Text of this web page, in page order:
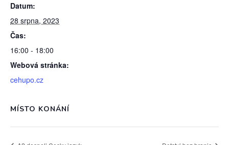
Datum:
28 srpna, 2023
Čas:
16:00 - 18:00
Webová stránka:
cehupo.cz
MÍSTO KONÁNÍ